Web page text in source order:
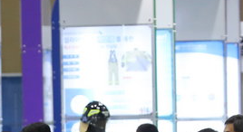
수수색
위 등 9곳